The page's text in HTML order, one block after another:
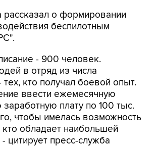
рассказал о формировании
беспилотным
- 900 человек.
в отряд из числа
кто получал боевой опыт.
ввести ежемесячную
плату по 100 тыс.
чтобы имелась возможность
кто обладает наибольшей
цитирует пресс-служба